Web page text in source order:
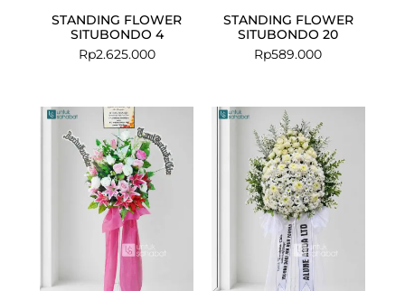
STANDING FLOWER
SITUBONDO 4
Rp2.625.000
STANDING FLOWER
SITUBONDO 20
Rp589.000